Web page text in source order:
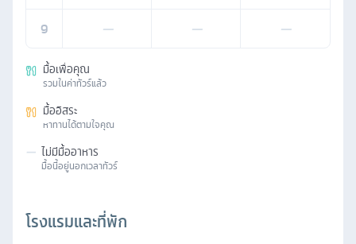
9
— — —
มื้อเพื่อคุณ
รวมในค่าทัวร์แล้ว
มื้ออิสระ
หาทานได้ตามใจคุณ
— ไม่มีมื้ออาหาร
มื้อนี้อยู่นอกเวลาทัวร์
โรงแรมและที่พัก